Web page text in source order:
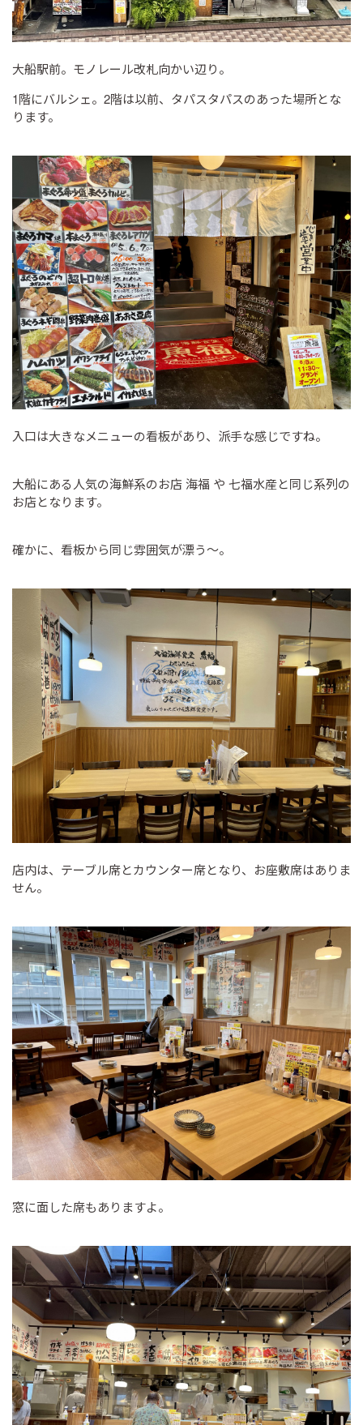
大船駅前。モノレール改札向かい辺り。
1階にバルシェ。2階は以前、タパスタパスのあった場所とな
ります。
入口は大きなメニューの看板があり、派手な感じですね。
大船にある人気の海鮮系のお店 海福 や 七福水産と同じ系列の
お店となります。
確かに、看板から同じ雰囲気が漂う～。
店内は、テーブル席とカウンター席となり、お座敷席はありま
せん。
窓に面した席もありますよ。